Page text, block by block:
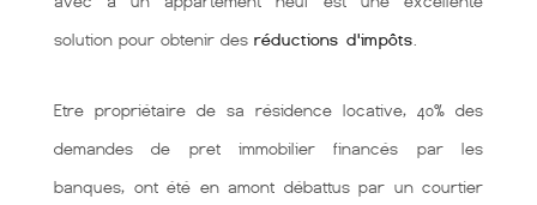
solution pour obtenir des réductions d'impôts
Etre propriétaire de sa résidence locative, 40% des
demandes de pret immobilier financés par les
banques, ont été en amont débattus par un courtier